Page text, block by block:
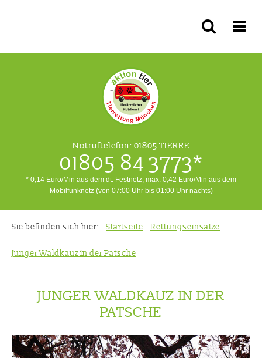
Notruftelefon: 01805 TIERRE
01805 84 3773*
* 0,14 Euro/Min aus dem dt. Festnetz, max. 0,42 Euro/Min aus dem
Mobilfunknetz (von 07:00 Uhr bis 01:00 Uhr nachts)
Sie befinden sich hier: Startseite Rettungseinsätze
Junger Waldkauz in der Patsche
JUNGER WALDKAUZ IN DER
PATSCHE